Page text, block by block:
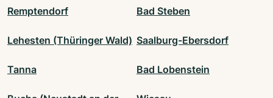
Remptendorf Bad Steben
Lehesten (Thüringer Wald) Saalburg-Ebersdorf
Tanna Bad Lobenstein